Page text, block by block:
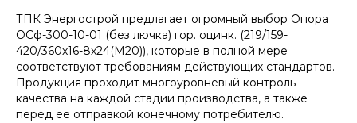
ТПК Энергострой предлагает огромный выбор Опора
ОСф-300-10-01 (без лючка) гор. оцинк. (219/159-
420/360х16-8х24(М20)), которые в полной мере
соответствуют требованиям действующих стандартов.
Продукция проходит многоуровневый контроль
качества на каждой стадии производства, а также
перед ее отправкой конечному потребителю.